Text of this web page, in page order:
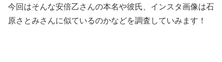
今回はそんな安倍乙さんの本名や彼氏、インスタ画像は石
原さとみさんに似ているのかなどを調査していみます！